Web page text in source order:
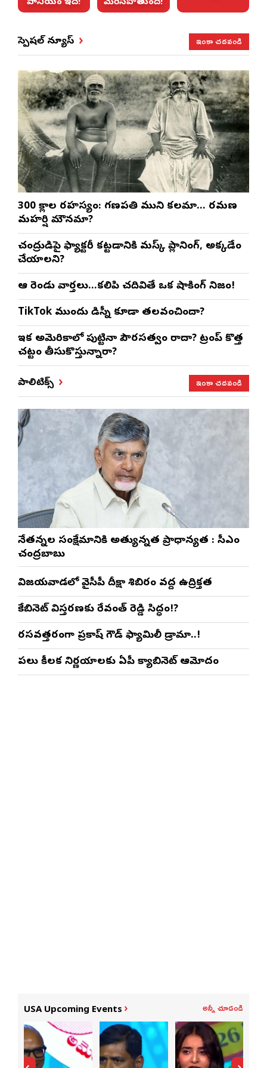
పానీయం ఇదే!
మెరిసిపోతుంది!
స్పెషల్ న్యూస్ ఇంకా చదవండి
300 శ్లోకాల రహస్యం: గణపతి ముని కలమా… రమణ
మహర్షి మౌనమా?
చంద్రుడిపై ఫ్యాక్టరీ కట్టడానికి మస్క్ ప్లానింగ్, అక్కడేం
చేయాలని?
ఆ రెండు వార్తలు…కలిపి చదివితే ఒక షాకింగ్ నిజం!
TikTok ముందు డిస్నీ కూడా తలవంచిందా?
ఇక అమెరికాలో పుట్టినా పౌరసత్వం రాదా? ట్రంప్ కొత్త
చట్టం తీసుకొస్తున్నారా?
పాలిటిక్స్ ఇంకా చదవండి
నేతన్నల సంక్షేమానికి అత్యున్నత ప్రాధాన్యత : సీఎం
చంద్రబాబు
విజయవాడలో వైసీపీ దీక్షా శిబిరం వద్ద ఉద్రిక్తత
కేబినెట్ విస్తరణకు రేవంత్ రెడ్డి సిద్ధం!?
రసవత్తరంగా ప్రకాష్ గౌడ్ ఫ్యామిలీ డ్రామా..!
పలు కీలక నిర్ణయాలకు ఏపీ క్యాబినెట్ ఆమోదం
USA Upcoming Events అన్నీ చూడండి